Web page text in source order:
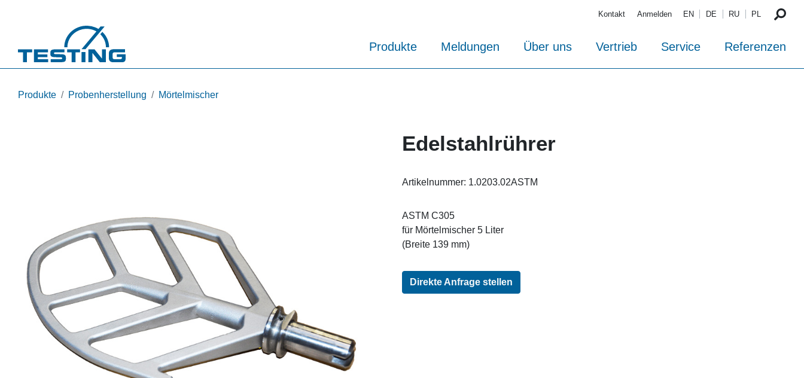
Kontakt Anmelden EN DE RU PL
Produkte Meldungen Über uns Vertrieb Service Referenzen
Produkte Probenherstellung Mörtelmischer
Edelstahlrührer
Artikelnummer: 1.0203.02ASTM
ASTM C305
für Mörtelmischer 5 Liter
(Breite 139 mm)
Direkte Anfrage stellen